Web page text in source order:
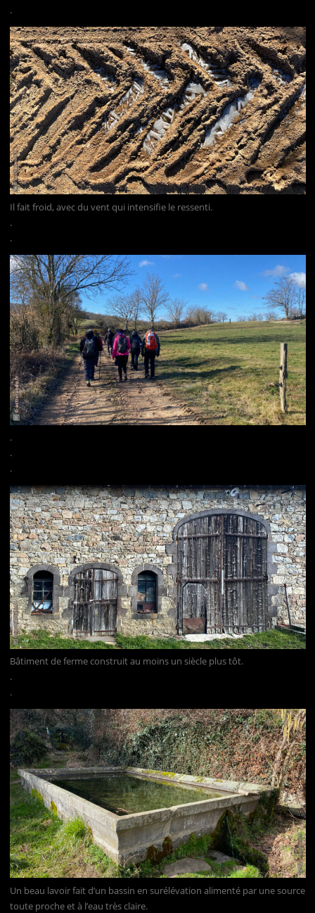
.
Il fait froid, avec du vent qui intensifie le ressenti.
.
.
.
.
.
Bâtiment de ferme construit au moins un siècle plus tôt.
.
.
Un beau lavoir fait d’un bassin en surélévation alimenté par une source
toute proche et à l’eau très claire.